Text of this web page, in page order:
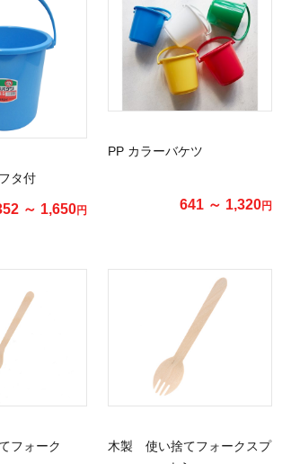
タ付
～ 1,650円
PP カラーバケツ
641 ～ 1,320円
フォーク
木製 使い捨てフォークスプ